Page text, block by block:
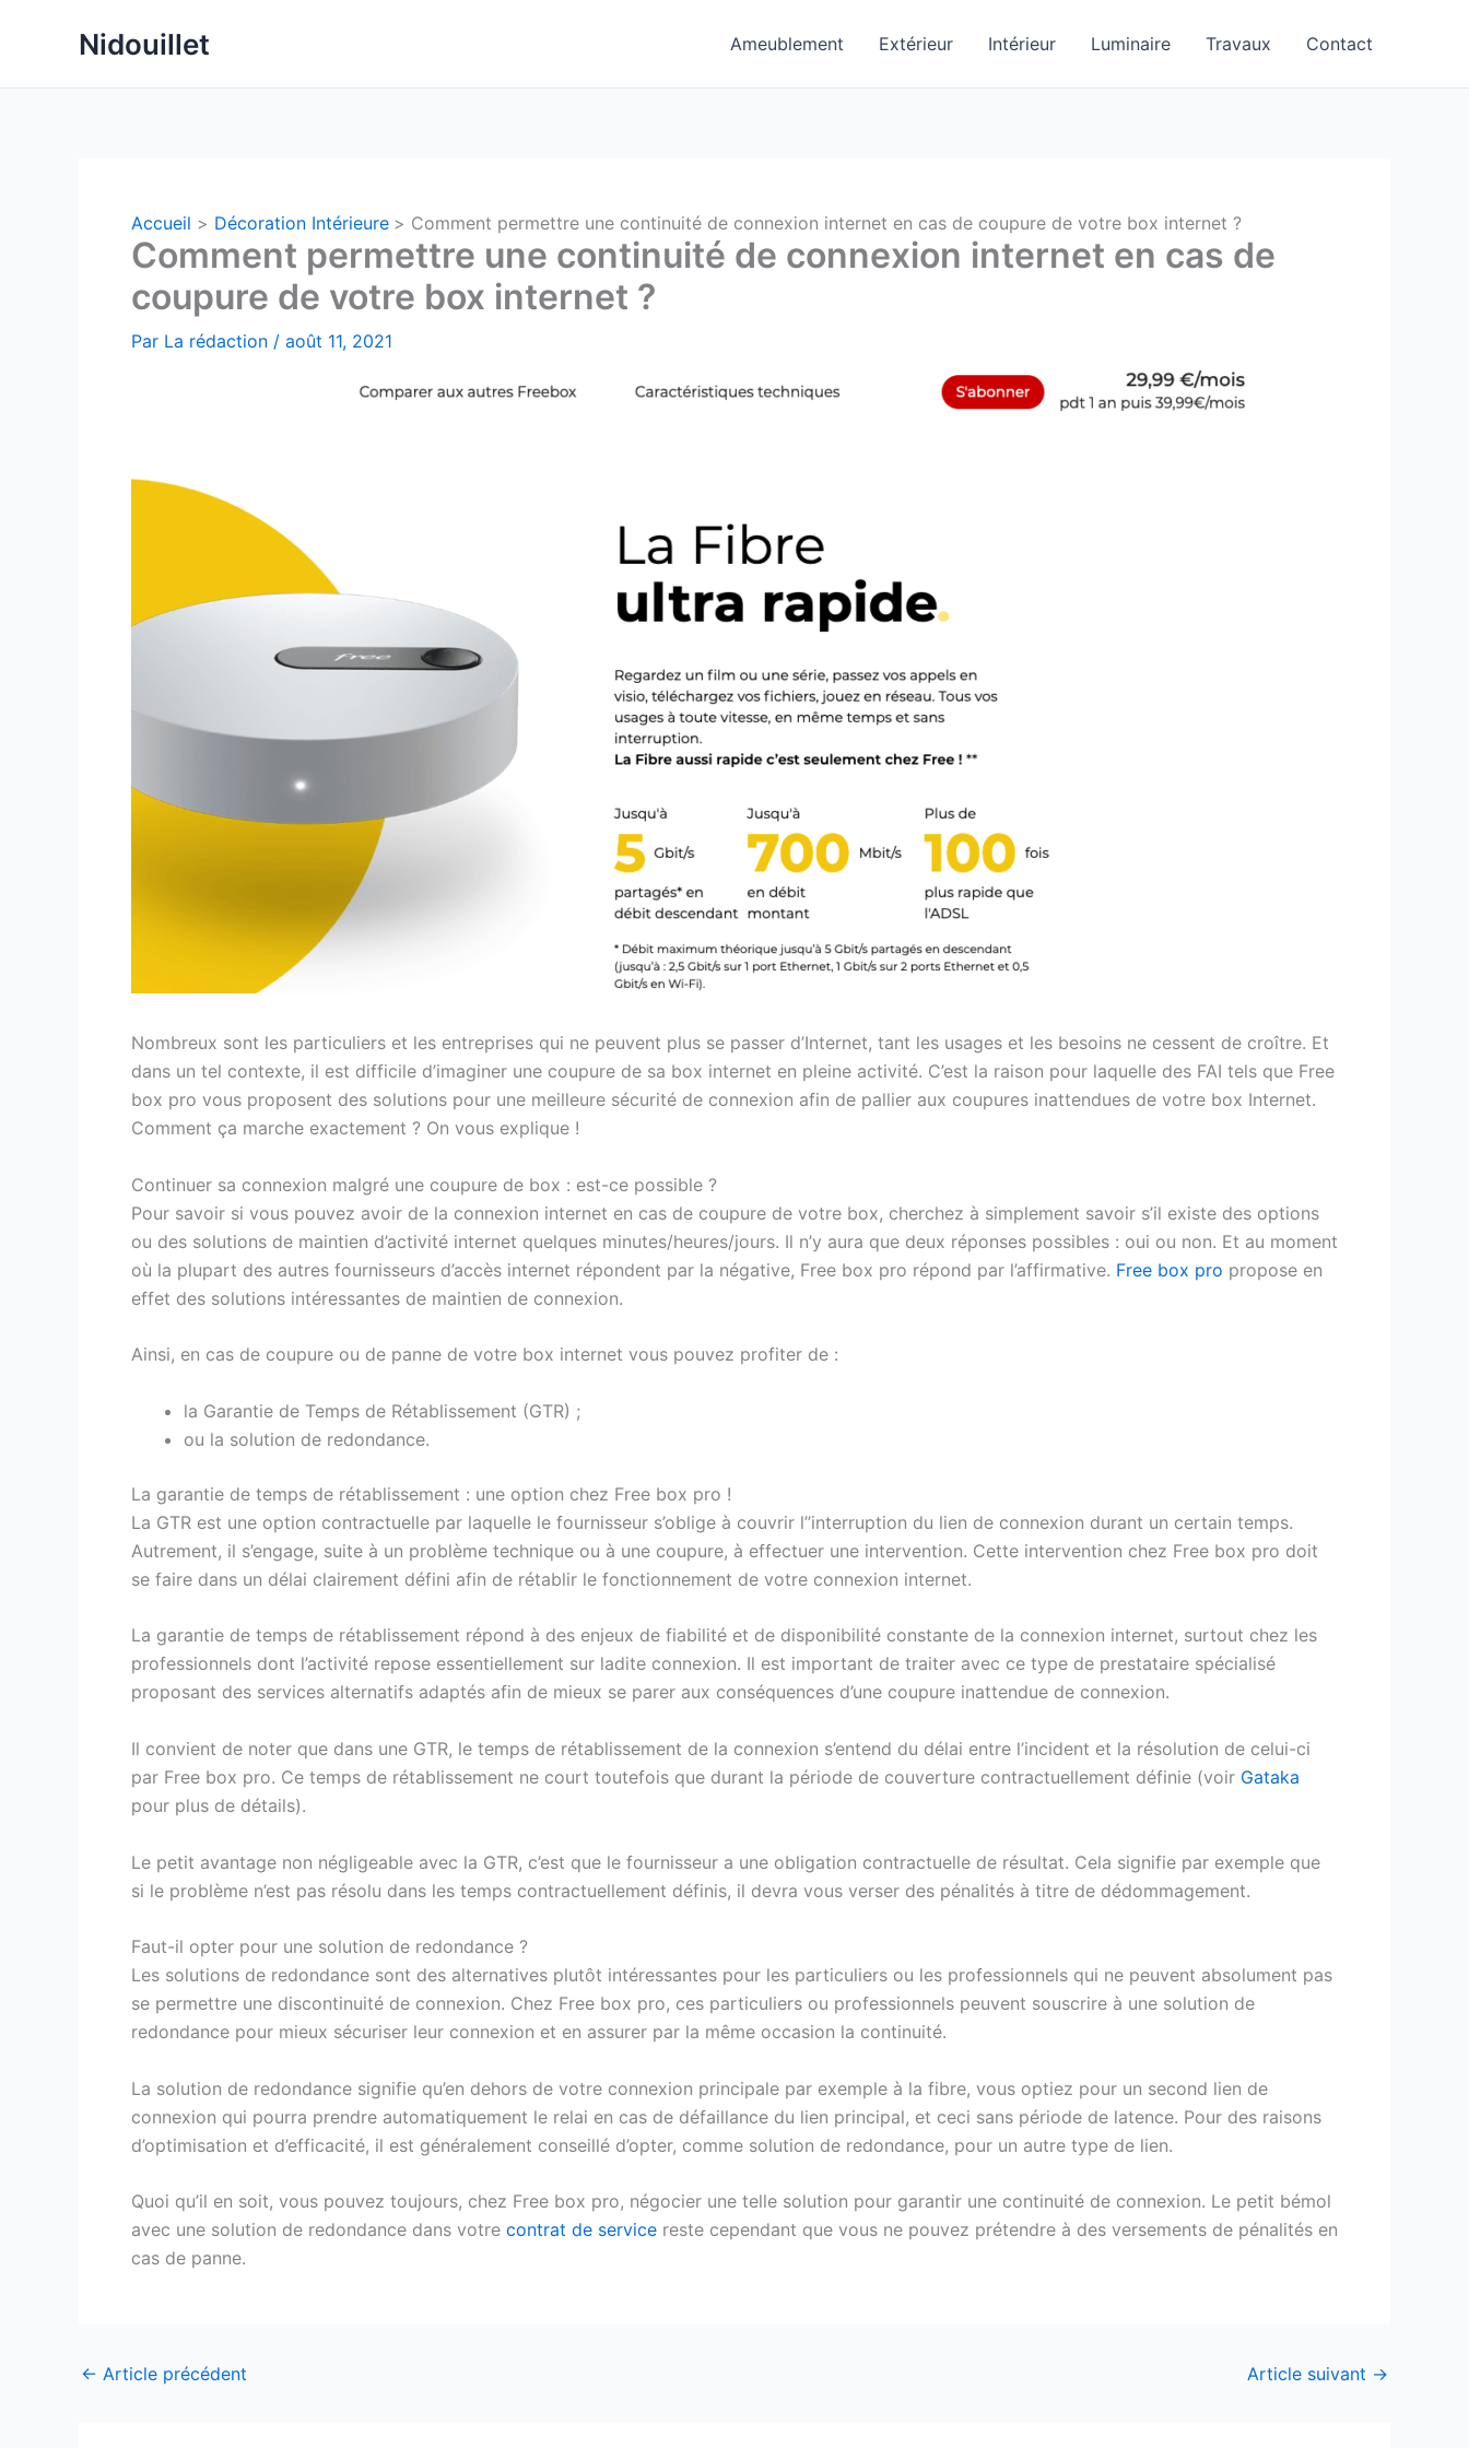
Nidouillet Ameublement Extérieur Intérieur Luminaire Travaux Contact
Accueil Décoration Intérieure Comment permettre une continuité de connexion internet en cas de coupure de votre box internet ?
Comment permettre une continuité de connexion internet en cas de
coupure de votre box internet ?
Par La rédaction / août 11, 2021
Nombreux sont les particuliers et les entreprises qui ne peuvent plus se passer d’Internet, tant les usages et les besoins ne cessent de croître. Et
dans un tel contexte, il est difficile d’imaginer une coupure de sa box internet en pleine activité. C’est la raison pour laquelle des FAI tels que Free
box pro vous proposent des solutions pour une meilleure sécurité de connexion afin de pallier aux coupures inattendues de votre box Internet.
Comment ça marche exactement ? On vous explique !
Continuer sa connexion malgré une coupure de box : est-ce possible ?
Pour savoir si vous pouvez avoir de la connexion internet en cas de coupure de votre box, cherchez à simplement savoir s’il existe des options
ou des solutions de maintien d’activité internet quelques minutes/heures/jours. Il n’y aura que deux réponses possibles : oui ou non. Et au moment
où la plupart des autres fournisseurs d’accès internet répondent par la négative, Free box pro répond par l’affirmative. Free box pro propose en
effet des solutions intéressantes de maintien de connexion.
Ainsi, en cas de coupure ou de panne de votre box internet vous pouvez profiter de :
la Garantie de Temps de Rétablissement (GTR) ;
ou la solution de redondance.
La garantie de temps de rétablissement : une option chez Free box pro !
La GTR est une option contractuelle par laquelle le fournisseur s’oblige à couvrir l’’interruption du lien de connexion durant un certain temps.
Autrement, il s’engage, suite à un problème technique ou à une coupure, à effectuer une intervention. Cette intervention chez Free box pro doit
se faire dans un délai clairement défini afin de rétablir le fonctionnement de votre connexion internet.
La garantie de temps de rétablissement répond à des enjeux de fiabilité et de disponibilité constante de la connexion internet, surtout chez les
professionnels dont l’activité repose essentiellement sur ladite connexion. Il est important de traiter avec ce type de prestataire spécialisé
proposant des services alternatifs adaptés afin de mieux se parer aux conséquences d’une coupure inattendue de connexion.
Il convient de noter que dans une GTR, le temps de rétablissement de la connexion s’entend du délai entre l’incident et la résolution de celui-ci
par Free box pro. Ce temps de rétablissement ne court toutefois que durant la période de couverture contractuellement définie (voir Gataka
pour plus de détails).
Le petit avantage non négligeable avec la GTR, c’est que le fournisseur a une obligation contractuelle de résultat. Cela signifie par exemple que
si le problème n’est pas résolu dans les temps contractuellement définis, il devra vous verser des pénalités à titre de dédommagement.
Faut-il opter pour une solution de redondance ?
Les solutions de redondance sont des alternatives plutôt intéressantes pour les particuliers ou les professionnels qui ne peuvent absolument pas
se permettre une discontinuité de connexion. Chez Free box pro, ces particuliers ou professionnels peuvent souscrire à une solution de
redondance pour mieux sécuriser leur connexion et en assurer par la même occasion la continuité.
La solution de redondance signifie qu’en dehors de votre connexion principale par exemple à la fibre, vous optiez pour un second lien de
connexion qui pourra prendre automatiquement le relai en cas de défaillance du lien principal, et ceci sans période de latence. Pour des raisons
d’optimisation et d’efficacité, il est généralement conseillé d’opter, comme solution de redondance, pour un autre type de lien.
Quoi qu’il en soit, vous pouvez toujours, chez Free box pro, négocier une telle solution pour garantir une continuité de connexion. Le petit bémol
avec une solution de redondance dans votre contrat de service reste cependant que vous ne pouvez prétendre à des versements de pénalités en
cas de panne.
← Article précédent Article suivant →